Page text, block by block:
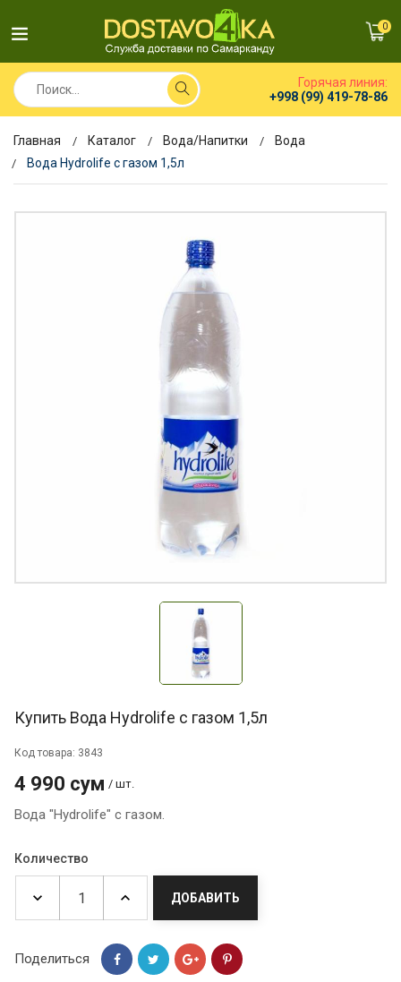
0
Горячая линия:
+998 (99) 419-78-86
Главная Каталог Вода/Напитки
Вода
Вода Hydrolife с газом 1,5л
Купить Вода Hydrolife с газом 1,5л
Код товара: 3843
4 990 сум / шт.
Вода "Hydrolife" с газом.
Количество
ДОБАВИТЬ
Поделиться